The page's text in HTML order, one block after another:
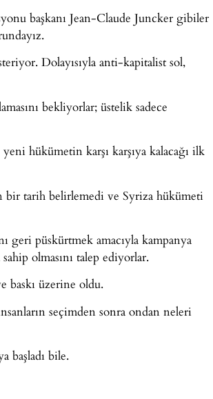
başkanı Jean-Claude Juncker gibiler
Dolayısıyla anti-kapitalist sol,
bekliyorlar; üstelik sadece
hükümetin karşı karşıya kalacağı ilk
bir tarih belirlemedi ve Syriza hükümeti
geri püskürtmek amacıyla kampanya
olmasını talep ediyorlar.
baskı üzerine oldu.
seçimden sonra ondan neleri
başladı bile.